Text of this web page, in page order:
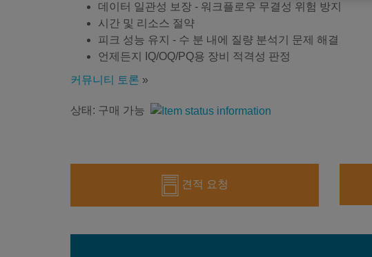
데이터 일관성 보장 - 워크플로우 무결성 위험 방지
시간 및 리소스 절약
피크 성능 유지 - 수 분 내에 질량 분석기 문제 해결
언제든지 IQ/OQ/PQ용 장비 적격성 판정
커뮤니티 토론 »
상태: 구매 가능
견적 요청